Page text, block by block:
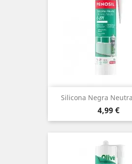
Silicona Negra
Precio
4,99 €